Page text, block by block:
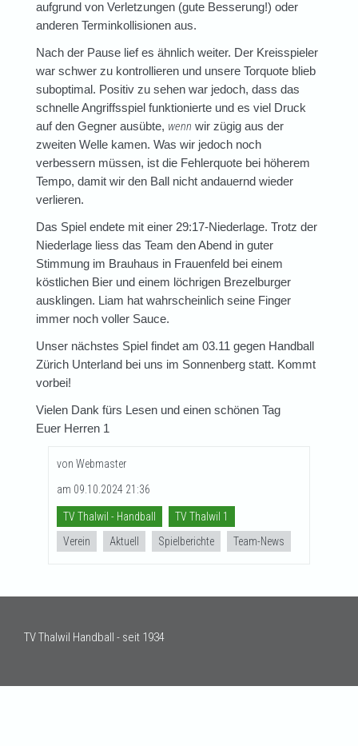
aufgrund von Verletzungen (gute Besserung!) oder
anderen Terminkollisionen aus.
Nach der Pause lief es ähnlich weiter. Der Kreisspieler
war schwer zu kontrollieren und unsere Torquote blieb
suboptimal. Positiv zu sehen war jedoch, dass das
schnelle Angriffsspiel funktionierte und es viel Druck
auf den Gegner ausübte, wenn wir zügig aus der
zweiten Welle kamen. Was wir jedoch noch
verbessern müssen, ist die Fehlerquote bei höherem
Tempo, damit wir den Ball nicht andauernd wieder
verlieren.
Das Spiel endete mit einer 29:17-Niederlage. Trotz der
Niederlage liess das Team den Abend in guter
Stimmung im Brauhaus in Frauenfeld bei einem
köstlichen Bier und einem löchrigen Brezelburger
ausklingen. Liam hat wahrscheinlich seine Finger
immer noch voller Sauce.
Unser nächstes Spiel findet am 03.11 gegen Handball
Zürich Unterland bei uns im Sonnenberg statt. Kommt
vorbei!
Vielen Dank fürs Lesen und einen schönen Tag
Euer Herren 1
von Webmaster
am 09.10.2024 21:36
TV Thalwil - Handball
TV Thalwil 1
Verein
Aktuell Spielberichte Team-News
TV Thalwil Handball - seit 1934